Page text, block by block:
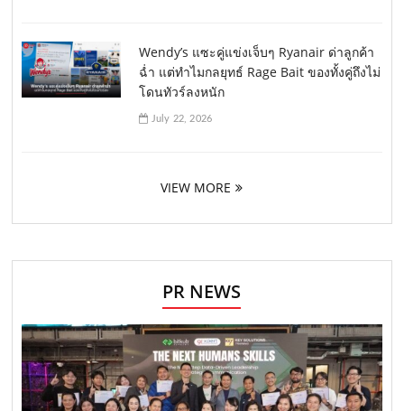
Wendy’s แซะคู่แข่งเจ็บๆ Ryanair ด่าลูกค้า
ฉ่ำ แต่ทำไมกลยุทธ์ Rage Bait ของทั้งคู่ถึงไม่
โดนทัวร์ลงหนัก
July 22, 2026
VIEW MORE
PR NEWS